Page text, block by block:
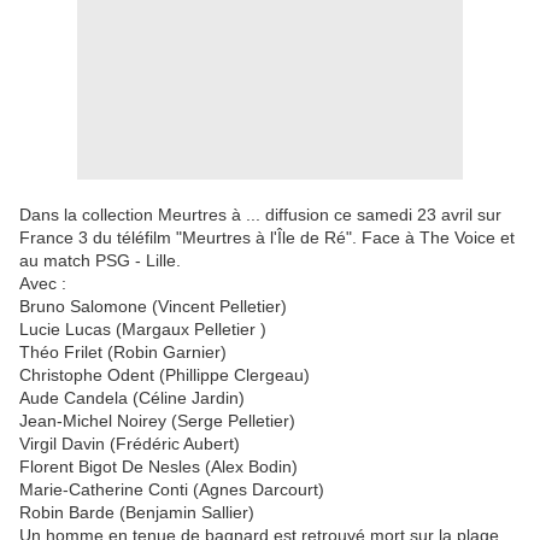
Dans la collection Meurtres à ... diffusion ce samedi 23 avril sur
France 3 du téléfilm "Meurtres à l'Île de Ré". Face à The Voice et
au match PSG - Lille.
Avec :
Bruno Salomone (Vincent Pelletier)
Lucie Lucas (Margaux Pelletier )
Théo Frilet (Robin Garnier)
Christophe Odent (Phillippe Clergeau)
Aude Candela (Céline Jardin)
Jean-Michel Noirey (Serge Pelletier)
Virgil Davin (Frédéric Aubert)
Florent Bigot De Nesles (Alex Bodin)
Marie-Catherine Conti (Agnes Darcourt)
Robin Barde (Benjamin Sallier)
Un homme en tenue de bagnard est retrouvé mort sur la plage